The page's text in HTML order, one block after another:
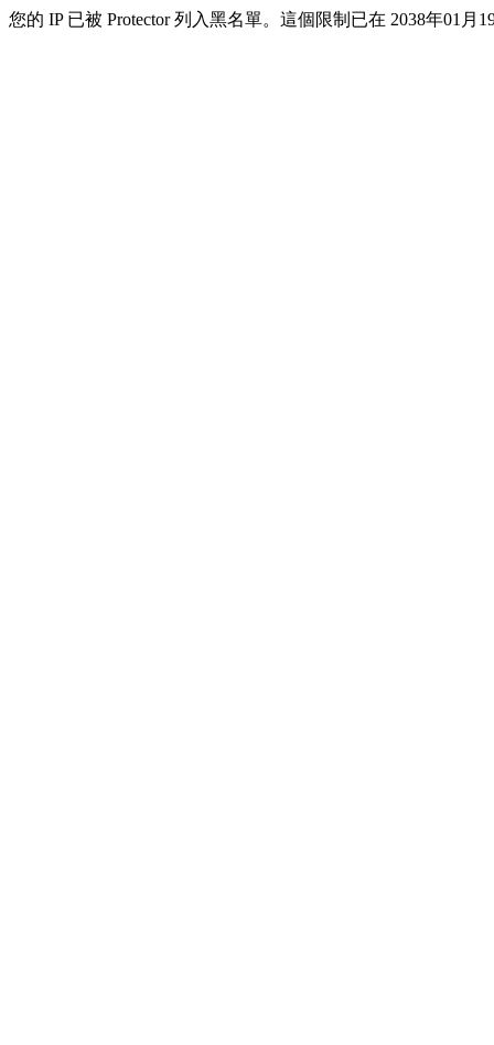
您的 IP 已被 Protector 列入黑名單。這個限制已在 2038年01月